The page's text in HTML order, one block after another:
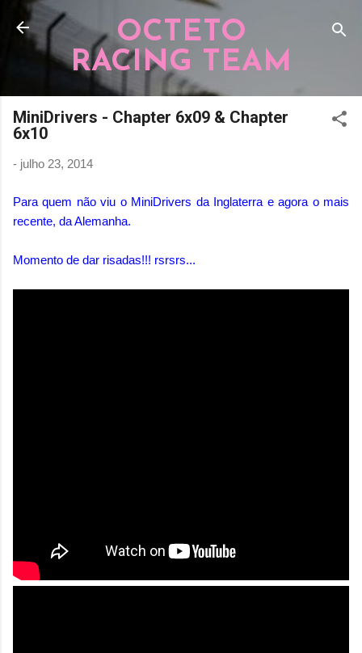
Pular para o conteúdo principal
OCTETO
RACING TEAM
MiniDrivers - Chapter 6x09 & Chapter
6x10
- julho 23, 2014
Para quem não viu o MiniDrivers da Inglaterra e agora o mais
recente, da Alemanha.
Momento de dar risadas!!! rsrsrs...